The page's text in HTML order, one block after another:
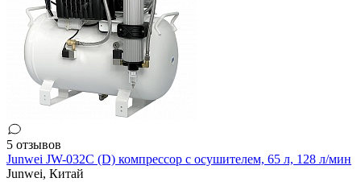
5 отзывов
Junwei JW-032С (D) компрессор с осушителем, 65 л, 128 л/мин
Junwei, Китай